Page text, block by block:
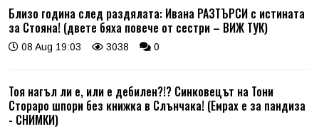
Близо година след раздялата: Ивана РАЗТЪРСИ с истината
за Стояна! (двете бяха повече от сестри – ВИЖ ТУК)
08 Aug 19:03 3038 0
Тоя нагъл ли е, или е дебилен?!? Синковецът на Тони
Стораро шпори без книжка в Слънчака! (Емрах е за пандиза
- СНИМКИ)